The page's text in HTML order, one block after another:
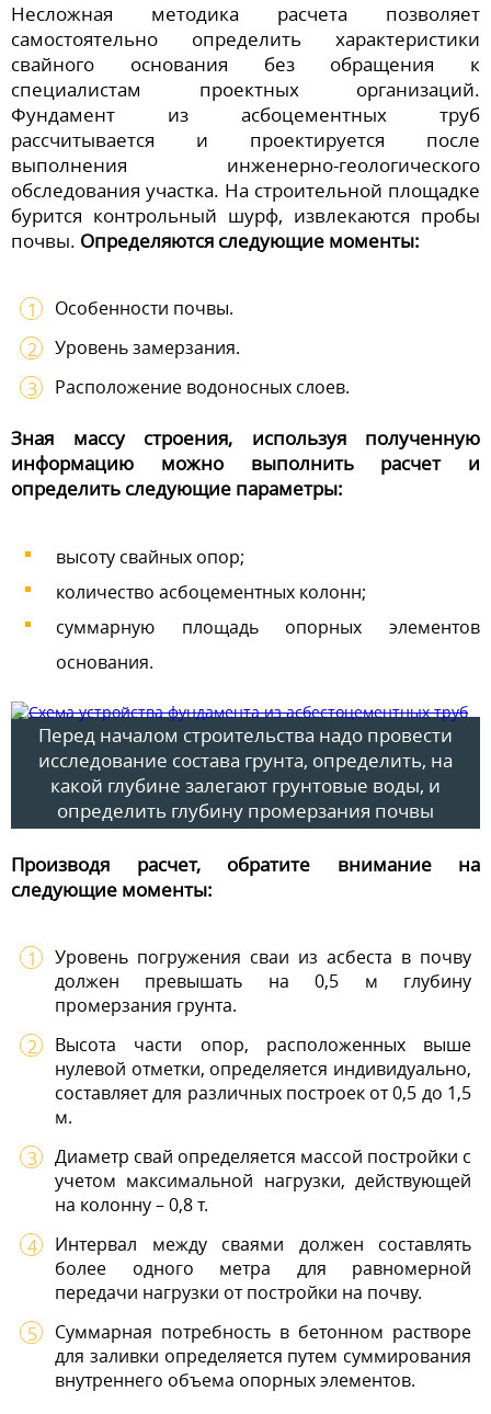
Несложная методика расчета позволяет
самостоятельно определить характеристики
свайного основания без обращения к
специалистам проектных организаций.
Фундамент из асбоцементных труб
рассчитывается и проектируется после
выполнения инженерно-геологического
обследования участка. На строительной площадке
бурится контрольный шурф, извлекаются пробы
почвы. Определяются следующие моменты:
Особенности почвы.
Уровень замерзания.
Расположение водоносных слоев.
Зная массу строения, используя полученную
информацию можно выполнить расчет и
определить следующие параметры:
высоту свайных опор;
количество асбоцементных колонн;
суммарную площадь опорных элементов
основания.
Перед началом строительства надо провести
исследование состава грунта, определить, на
какой глубине залегают грунтовые воды, и
определить глубину промерзания почвы
Производя расчет, обратите внимание на
следующие моменты:
Уровень погружения сваи из асбеста в почву
должен превышать на 0,5 м глубину
промерзания грунта.
Высота части опор, расположенных выше
нулевой отметки, определяется индивидуально,
составляет для различных построек от 0,5 до 1,5
м.
Диаметр свай определяется массой постройки с
учетом максимальной нагрузки, действующей
на колонну – 0,8 т.
Интервал между сваями должен составлять
более одного метра для равномерной
передачи нагрузки от постройки на почву.
Суммарная потребность в бетонном растворе
для заливки определяется путем суммирования
внутреннего объема опорных элементов.